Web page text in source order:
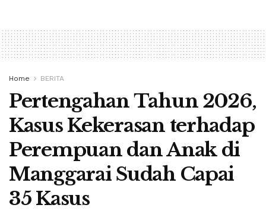
Home BERITA
Pertengahan Tahun 2026,
Kasus Kekerasan terhadap
Perempuan dan Anak di
Manggarai Sudah Capai
35 Kasus